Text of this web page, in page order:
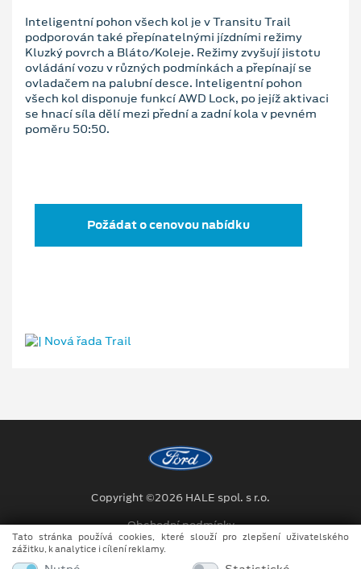
Inteligentní pohon všech kol je v Transitu Trail
podporován také přepínatelnými jízdními režimy
Kluzký povrch a Bláto/Koleje. Režimy zvyšují jistotu
ovládání vozu v různých podmínkách a přepínají se
ovladačem na palubní desce. Inteligentní pohon
všech kol disponuje funkcí AWD Lock, po jejíž aktivaci
se hnací síla dělí mezi přední a zadní kola v pevném
poměru 50:50.
Požádat o cenovou nabídku
Copyright ©2026 HALE spol. s r.o.
Obchodní podmínky
Ochrana osobních údajů
Tato stránka používá cookies, které slouží pro zlepšení uživatelského
zážitku, k analytice i cílení reklamy.